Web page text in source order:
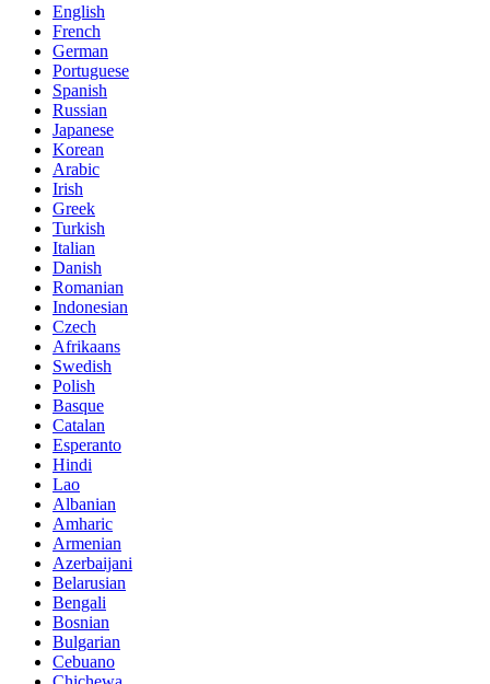
English
French
German
Portuguese
Spanish
Russian
Japanese
Korean
Arabic
Irish
Greek
Turkish
Italian
Danish
Romanian
Indonesian
Czech
Afrikaans
Swedish
Polish
Basque
Catalan
Esperanto
Hindi
Lao
Albanian
Amharic
Armenian
Azerbaijani
Belarusian
Bengali
Bosnian
Bulgarian
Cebuano